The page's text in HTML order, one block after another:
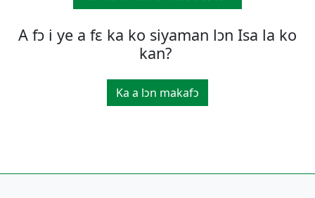
A fͻ i ye a fε ka ko siyaman lͻn Isa la ko
kan?
Ka a lͻn makafͻ